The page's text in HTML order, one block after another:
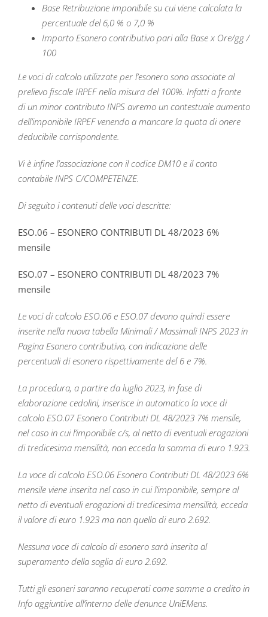
Base Retribuzione imponibile su cui viene calcolata la
percentuale del 6,0 % o 7,0 %
Importo Esonero contributivo pari alla Base x Ore/gg /
100
Le voci di calcolo utilizzate per l’esonero sono associate al
prelievo fiscale IRPEF nella misura del 100%. Infatti a fronte
di un minor contributo INPS avremo un contestuale aumento
dell’imponibile IRPEF venendo a mancare la quota di onere
deducibile corrispondente.
Vi è infine l’associazione con il codice DM10 e il conto
contabile INPS C/COMPETENZE.
Di seguito i contenuti delle voci descritte:
ESO.06 – ESONERO CONTRIBUTI DL 48/2023 6%
mensile
ESO.07 – ESONERO CONTRIBUTI DL 48/2023 7%
mensile
Le voci di calcolo ESO.06 e ESO.07 devono quindi essere
inserite nella nuova tabella Minimali / Massimali INPS 2023 in
Pagina Esonero contributivo, con indicazione delle
percentuali di esonero rispettivamente del 6 e 7%.
La procedura, a partire da luglio 2023, in fase di
elaborazione cedolini, inserisce in automatico la voce di
calcolo ESO.07 Esonero Contributi DL 48/2023 7% mensile,
nel caso in cui l’imponibile c/s, al netto di eventuali erogazioni
di tredicesima mensilità, non ecceda la somma di euro 1.923.
La voce di calcolo ESO.06 Esonero Contributi DL 48/2023 6%
mensile viene inserita nel caso in cui l’imponibile, sempre al
netto di eventuali erogazioni di tredicesima mensilità, ecceda
il valore di euro 1.923 ma non quello di euro 2.692.
Nessuna voce di calcolo di esonero sarà inserita al
superamento della soglia di euro 2.692.
Tutti gli esoneri saranno recuperati come somme a credito in
Info aggiuntive all’interno delle denunce UniEMens.